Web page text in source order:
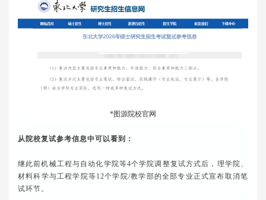
*图源院校官网
从院校复试参考信息中可以看到：
继此前机械工程与自动化学院等4个学院调整复试方式后，理学院、
材料科学与工程学院等12个学院/教学部的全部专业正式宣布取消笔
试环节。